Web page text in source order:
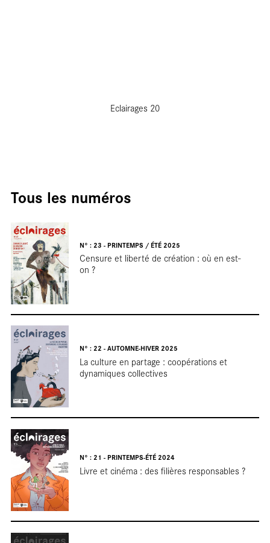
Eclairages 20
Tous les numéros
N° : 23 - PRINTEMPS / ÉTÉ 2025
Censure et liberté de création : où en est-
on ?
N° : 22 - AUTOMNE-HIVER 2025
La culture en partage : coopérations et
dynamiques collectives
N° : 21 - PRINTEMPS-ÉTÉ 2024
Livre et cinéma : des filières responsables ?